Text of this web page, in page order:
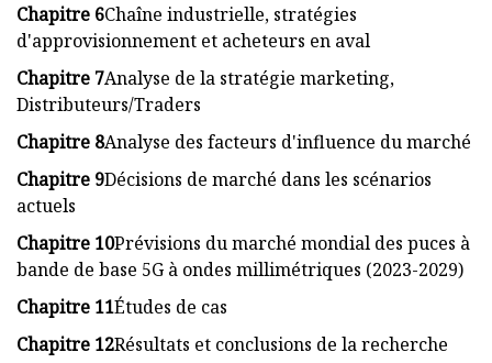
Chapitre 6Chaîne industrielle, stratégies
d'approvisionnement et acheteurs en aval
Chapitre 7Analyse de la stratégie marketing,
Distributeurs/Traders
Chapitre 8Analyse des facteurs d'influence du marché
Chapitre 9Décisions de marché dans les scénarios
actuels
Chapitre 10Prévisions du marché mondial des puces à
bande de base 5G à ondes millimétriques (2023-2029)
Chapitre 11Études de cas
Chapitre 12Résultats et conclusions de la recherche